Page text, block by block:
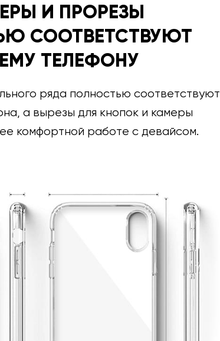
И ПРОРЕЗЫ
СООТВЕТСТВУЮТ
ТЕЛЕФОНУ
ряда полностью соответствуют
а вырезы для кнопок и камеры
комфортной работе с девайсом.